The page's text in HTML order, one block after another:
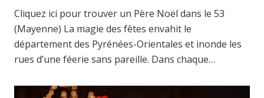
Cliquez ici pour trouver un Père Noël dans le 53
(Mayenne) La magie des fêtes envahit le
département des Pyrénées-Orientales et inonde les
rues d’une féerie sans pareille. Dans chaque…